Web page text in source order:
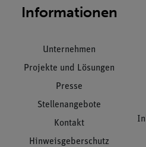
Informationen
Unternehmen
Projekte und Lösungen
Presse
Stellenangebote
Kontakt
Hinweisgeberschutz